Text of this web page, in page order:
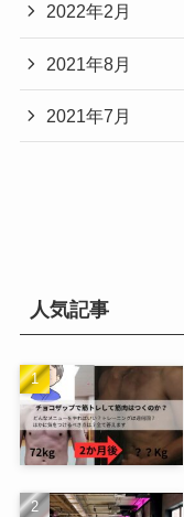
2022年2月
2021年8月
2021年7月
人気記事